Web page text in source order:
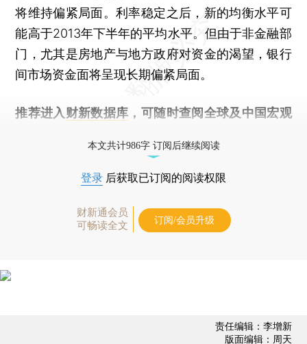
将维持偏紧局面。利率稳定之后，新的均衡水平可
能高于2013年下半年的平均水平。但由于非金融部
门，尤其是房地产与地方政府对资金的渴望，银行
间市场资金面将呈现长期偏紧局面。
推荐进入 财新数据库 ，可随时查阅全球及中国宏观
本文共计986字 订阅后继续阅读
登录 后获取已订阅的阅读权限
财新通会员
可畅读全文
订阅/会员升级
责任编辑：李增新
版面编辑：周天